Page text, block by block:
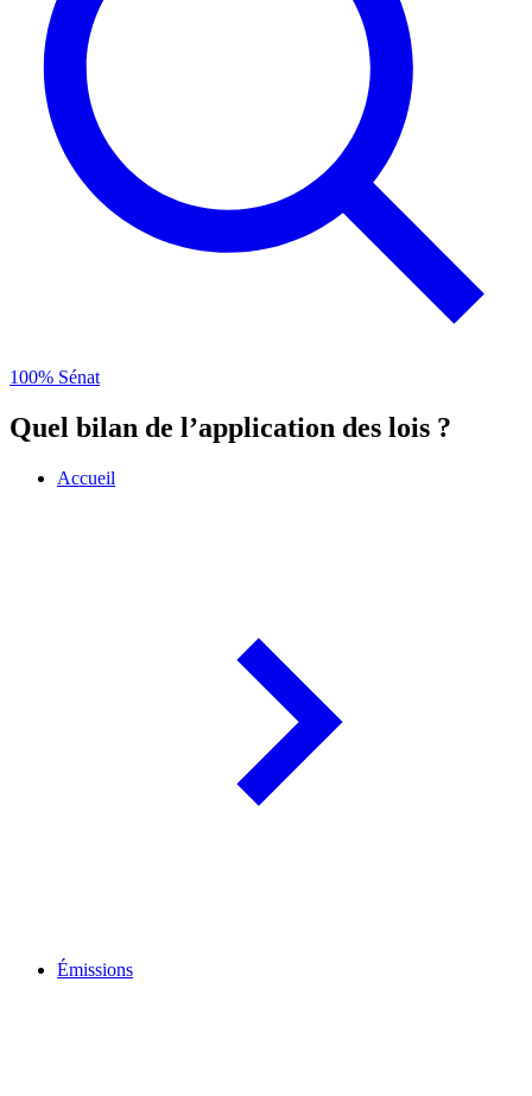
100% Sénat
Quel bilan de l’application des lois ?
Accueil
Émissions